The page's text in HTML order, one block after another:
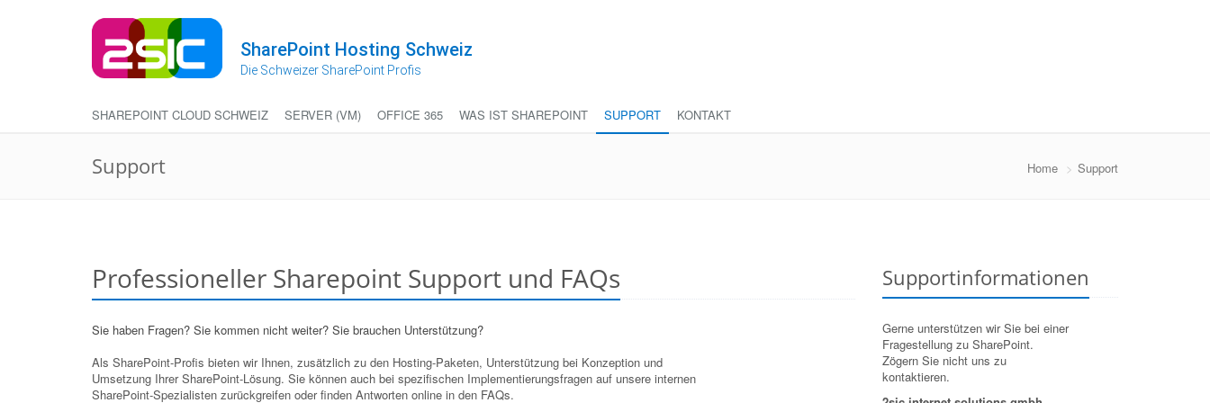
SharePoint Hosting Schweiz
Die Schweizer SharePoint Profis
SHAREPOINT CLOUD SCHWEIZ SERVER (VM) OFFICE 365 WAS IST SHAREPOINT SUPPORT KONTAKT
Support Home Support
Professioneller Sharepoint Support und FAQs
Sie haben Fragen? Sie kommen nicht weiter? Sie brauchen Unterstützung?
Als SharePoint-Profis bieten wir Ihnen, zusätzlich zu den Hosting-Paketen, Unterstützung bei Konzeption und
Umsetzung Ihrer SharePoint-Lösung. Sie können auch bei spezifischen Implementierungsfragen auf unsere internen
SharePoint-Spezialisten zurückgreifen oder finden Antworten online in den FAQs.
Supportinformationen
Gerne unterstützen wir Sie bei einer
Fragestellung zu SharePoint.
Zögern Sie nicht uns zu
kontaktieren.